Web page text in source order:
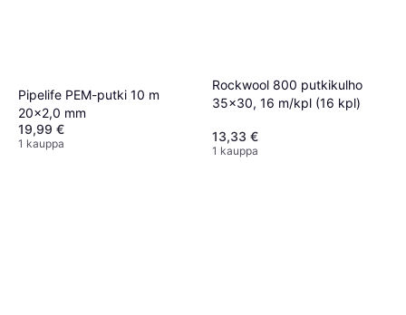
Pipelife PEM-putki 10 m
20x2,0 mm
19,99 €
1 kauppa
Rockwool 800 putkikulho
35x30, 16 m/kpl (16 kpl)
13,33 €
1 kauppa